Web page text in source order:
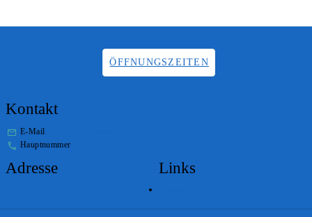
ÖFFNUNGSZEITEN
Kontakt
E-Mail
Hauptnummer
Adresse Links